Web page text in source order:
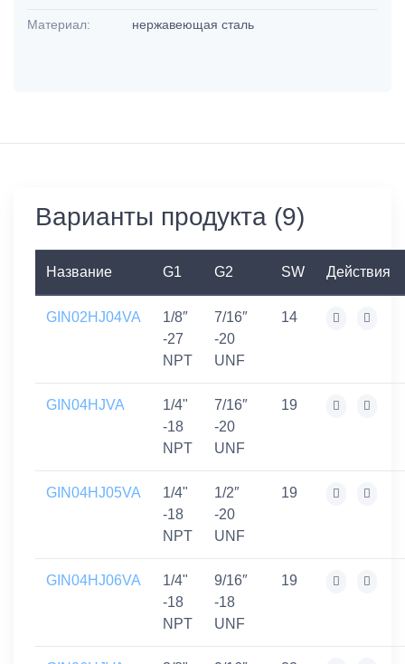
Материал: нержавеющая сталь
Варианты продукта (9)
Название G1 G2 SW Действия
GIN02HJ04VA
1/8″
-27
NPT
7/16″
-20
UNF
14
GIN04HJVA
1/4"
-18
NPT
7/16″
-20
UNF
19
GIN04HJ05VA
1/4"
-18
NPT
1/2″
-20
UNF
19
GIN04HJ06VA
1/4"
-18
NPT
9/16″
-18
UNF
19